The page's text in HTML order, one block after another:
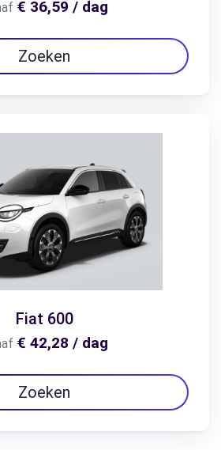
€ 36,59 / dag
Zoeken
Fiat 600
€ 42,28 / dag
Zoeken